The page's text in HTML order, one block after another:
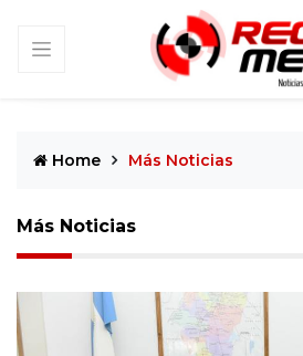
Home Más Noticias
Más Noticias